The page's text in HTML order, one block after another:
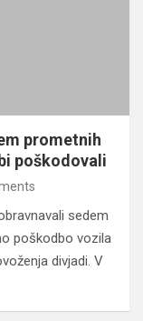
prometnih
poškodovali
sedem
poškodbo vozila
divjadi. V